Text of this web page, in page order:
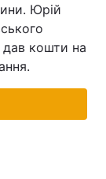
Юрій
дав кошти на